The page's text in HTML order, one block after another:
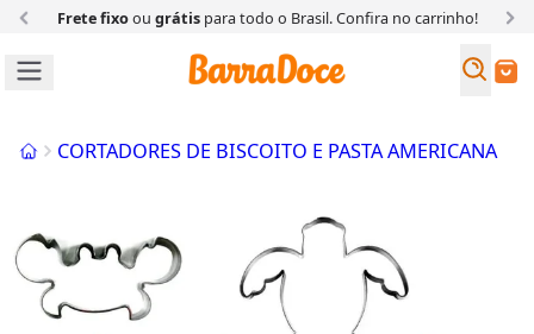
Frete fixoou grátispara todo o Brasil. Confira no carrinho!
Buscar
InícioCORTADORES DE BISCOITO E PASTA AMERICANA